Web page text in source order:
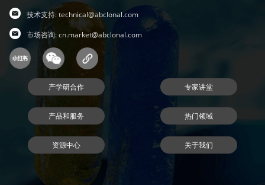
技术支持:technical@abclonal.com
市场咨询:cn.market@abclonal.com
产学研合作 专家讲堂
产品和服务 热门领域
资源中心 关于我们